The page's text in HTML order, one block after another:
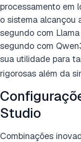
processamento em
o sistema alcançou
segundo com
segundo com
sua utilidade para
rigorosas além da
Studio
Combinações